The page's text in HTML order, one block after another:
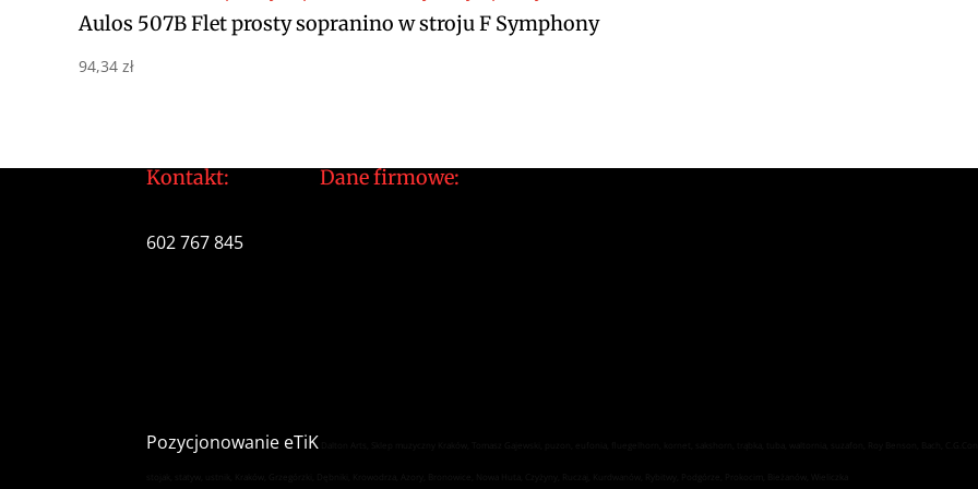
Aulos 507B Flet prosty sopranino w stroju F Symphony
94,34 zł
Kontakt:
602 767 845
Dane firmowe:
Pozycjonowanie eTiK